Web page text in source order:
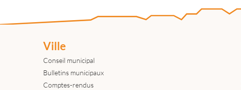
Ville
Conseil municipal
Bulletins municipaux
Comptes-rendus